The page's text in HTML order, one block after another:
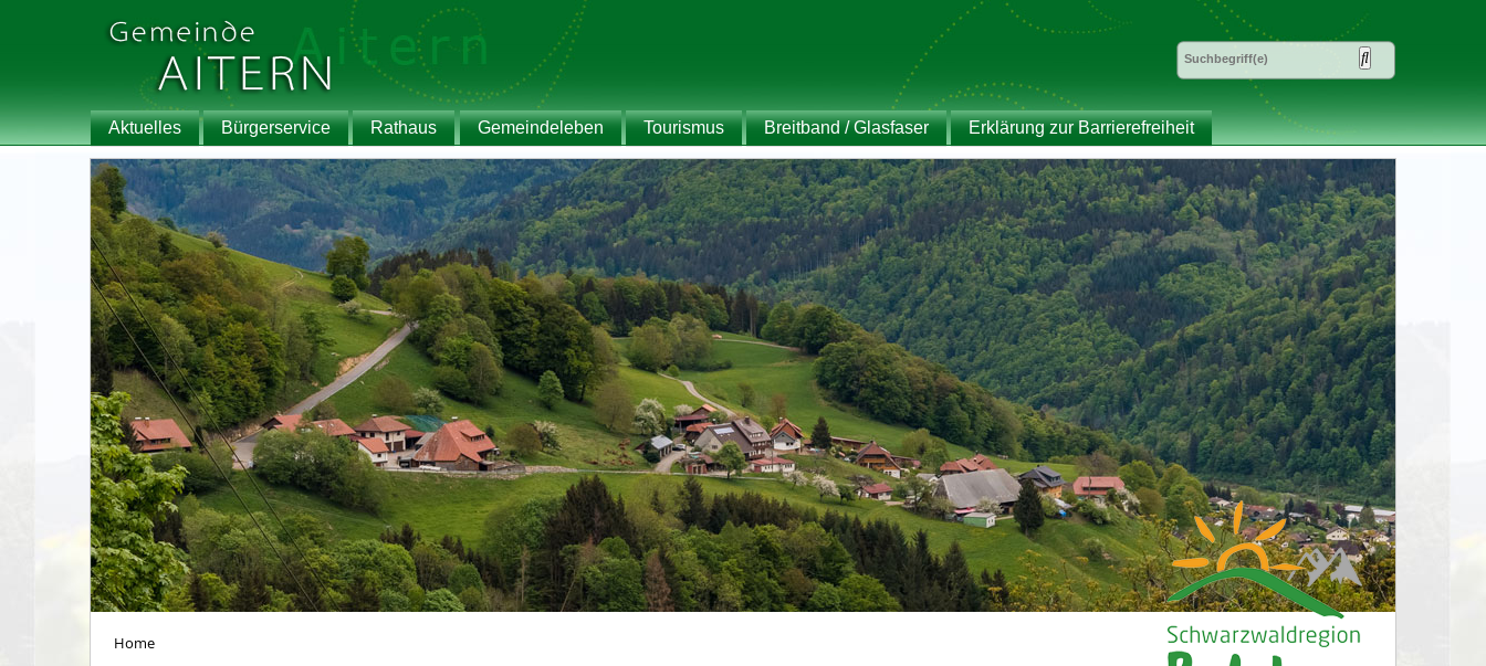
Aktuelles Bürgerservice Rathaus Gemeindeleben Tourismus Breitband / Glasfaser Erklärung zur Barrierefreiheit
Home